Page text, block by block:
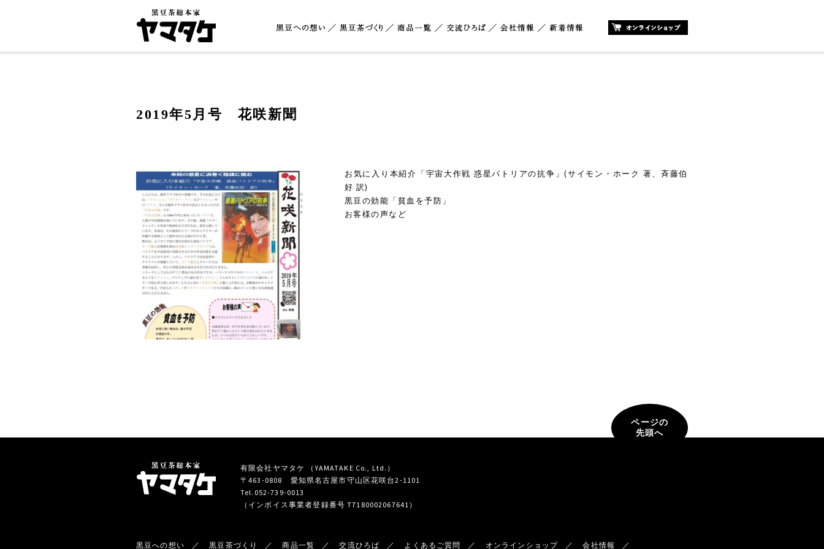
2019年5月号 花咲新聞
お気に入り本紹介「宇宙大作戦 惑星パトリアの抗争」(サイモン・ホーク 著、斉藤伯
好 訳)
黒豆の効能「貧血を予防」
お客様の声など
ページの
先頭へ
有限会社ヤマタケ （YAMATAKE Co., Ltd.）
〒463-0808 愛知県名古屋市守山区花咲台2-1101
Tel.052-739-0013
（インボイス事業者登録番号 T7180002067641）
黒豆への想い 黒豆茶づくり 商品一覧 交流ひろば よくあるご質問 オンラインショップ 会社情報